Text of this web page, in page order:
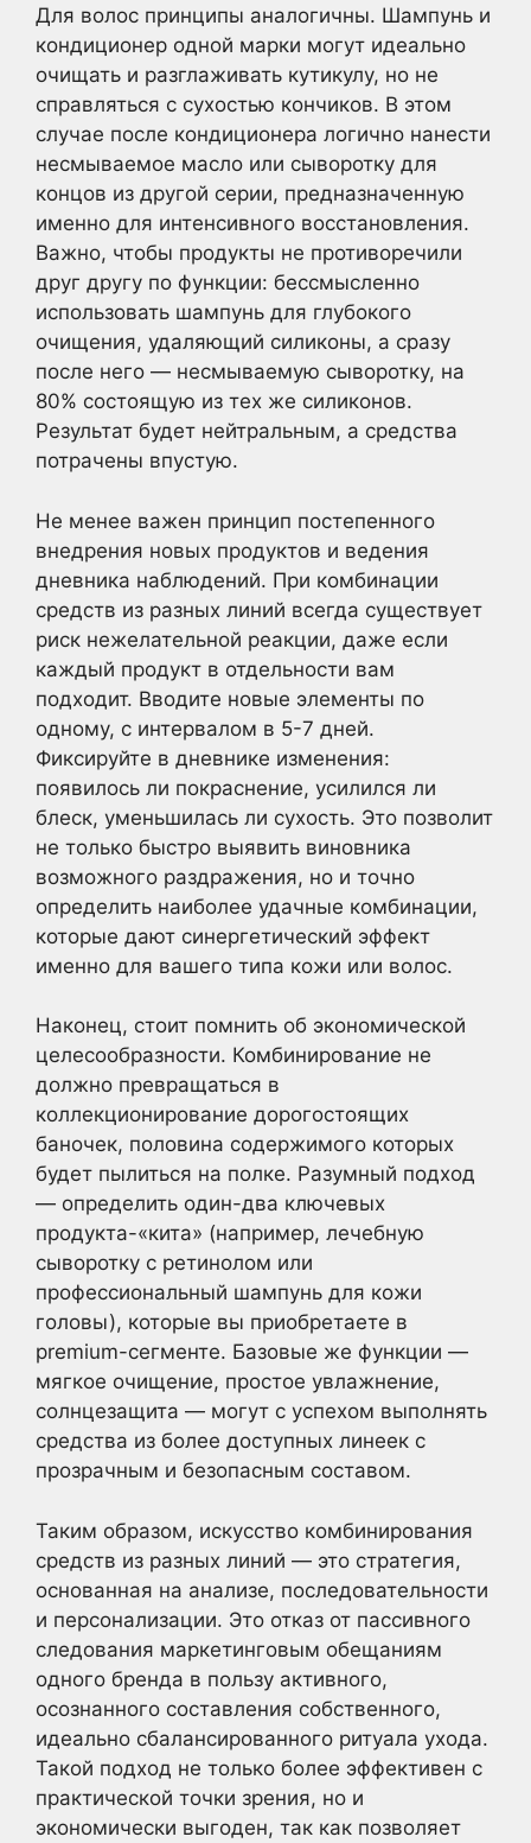
Для волос принципы аналогичны. Шампунь и
кондиционер одной марки могут идеально
очищать и разглаживать кутикулу, но не
справляться с сухостью кончиков. В этом
случае после кондиционера логично нанести
несмываемое масло или сыворотку для
концов из другой серии, предназначенную
именно для интенсивного восстановления.
Важно, чтобы продукты не противоречили
друг другу по функции: бессмысленно
использовать шампунь для глубокого
очищения, удаляющий силиконы, а сразу
после него — несмываемую сыворотку, на
80% состоящую из тех же силиконов.
Результат будет нейтральным, а средства
потрачены впустую.
Не менее важен принцип постепенного
внедрения новых продуктов и ведения
дневника наблюдений. При комбинации
средств из разных линий всегда существует
риск нежелательной реакции, даже если
каждый продукт в отдельности вам
подходит. Вводите новые элементы по
одному, с интервалом в 5-7 дней.
Фиксируйте в дневнике изменения:
появилось ли покраснение, усилился ли
блеск, уменьшилась ли сухость. Это позволит
не только быстро выявить виновника
возможного раздражения, но и точно
определить наиболее удачные комбинации,
которые дают синергетический эффект
именно для вашего типа кожи или волос.
Наконец, стоит помнить об экономической
целесообразности. Комбинирование не
должно превращаться в
коллекционирование дорогостоящих
баночек, половина содержимого которых
будет пылиться на полке. Разумный подход
— определить один-два ключевых
продукта-«кита» (например, лечебную
сыворотку с ретинолом или
профессиональный шампунь для кожи
головы), которые вы приобретаете в
premium-сегменте. Базовые же функции —
мягкое очищение, простое увлажнение,
солнцезащита — могут с успехом выполнять
средства из более доступных линеек с
прозрачным и безопасным составом.
Таким образом, искусство комбинирования
средств из разных линий — это стратегия,
основанная на анализе, последовательности
и персонализации. Это отказ от пассивного
следования маркетинговым обещаниям
одного бренда в пользу активного,
осознанного составления собственного,
идеально сбалансированного ритуала ухода.
Такой подход не только более эффективен с
практической точки зрения, но и
экономически выгоден, так как позволяет